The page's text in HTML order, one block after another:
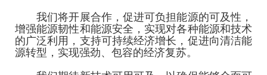
我们将开展合作，促进可负担能源的可及性，
增强能源韧性和能源安全，实现对各种能源和技术
的广泛利用，支持可持续经济增长，促进向清洁能
源转型，实现强劲、包容的经济复苏。